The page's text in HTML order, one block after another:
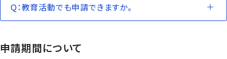
Q：教育活動でも申請できますか。
申請期間について